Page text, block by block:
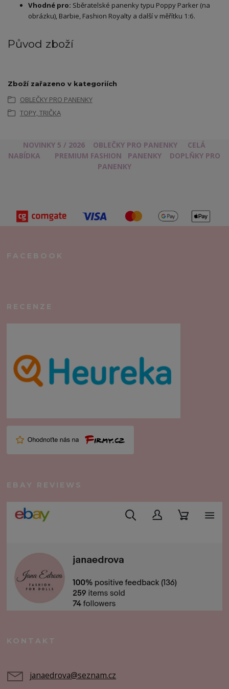
Vhodné pro: Sběratelské panenky typu Poppy Parker (na
obrázku), Barbie, Fashion Royalty a další v měřítku 1:6.
Původ zboží
Zboží zařazeno v kategoriích
OBLEČKY PRO PANENKY
TOPY, TRIČKA
NOVINKY 5 / 2026 OBLEČKY PRO PANENKY
CELÁ
NABÍDKA
PREMIUM FASHION PANENKY
DOPLŇKY PRO
PANENKY
FACEBOOK
RECENZE
EBAY REVIEWS
KONTAKT
janaedrova@seznam.cz